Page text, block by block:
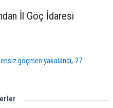
İl Göç İdaresi
göçmen yakalandı,27